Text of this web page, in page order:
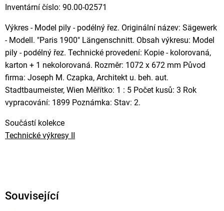
Inventární číslo: 90.00-02571
Výkres - Model pily - podélný řez. Originální název: Sägewerk
- Modell. "Paris 1900" Längenschnitt. Obsah výkresu: Model
pily - podélný řez. Technické provedení: Kopie - kolorovaná,
karton + 1 nekolorovaná. Rozměr: 1072 x 672 mm Původ
firma: Joseph M. Czapka, Architekt u. beh. aut.
Stadtbaumeister, Wien Měřítko: 1 : 5 Počet kusů: 3 Rok
vypracování: 1899 Poznámka: Stav: 2.
Součástí kolekce
Technické výkresy II
Související